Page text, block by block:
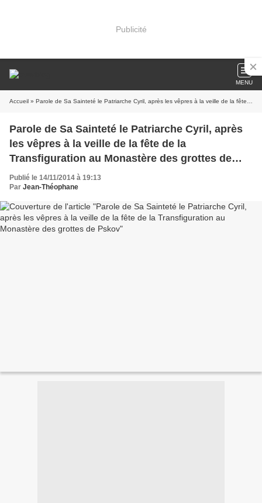
Publicité
MENU
Accueil » Parole de Sa Sainteté le Patriarche Cyril, après les vêpres à la veille de la fête de la Transfiguration au Monastère des grottes de Pskov
Parole de Sa Sainteté le Patriarche Cyril, après
les vêpres à la veille de la fête de la
Transfiguration au Monastère des grottes de
Pskov
Publié le 14/11/2014 à 19:13
Par Jean-Théophane